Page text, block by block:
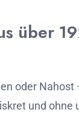
über 1
oder Nahost
und ohne